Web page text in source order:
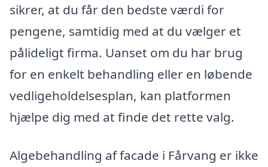
sikrer, at du får den bedste værdi for
pengene, samtidig med at du vælger et
pålideligt firma. Uanset om du har brug
for en enkelt behandling eller en løbende
vedligeholdelsesplan, kan platformen
hjælpe dig med at finde det rette valg.
Algebehandling af facade i Fårvang er ikke